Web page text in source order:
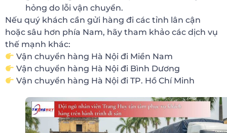
hỏng do lỗi vận chuyển.
Nếu quý khách cần gửi hàng đi các tỉnh lân cận
hoặc sâu hơn phía Nam, hãy tham khảo các dịch vụ
thế mạnh khác:
Vận chuyển hàng Hà Nội đi Miền Nam
Vận chuyển hàng Hà Nội đi Bình Dương
Vận chuyển hàng Hà Nội đi TP. Hồ Chí Minh